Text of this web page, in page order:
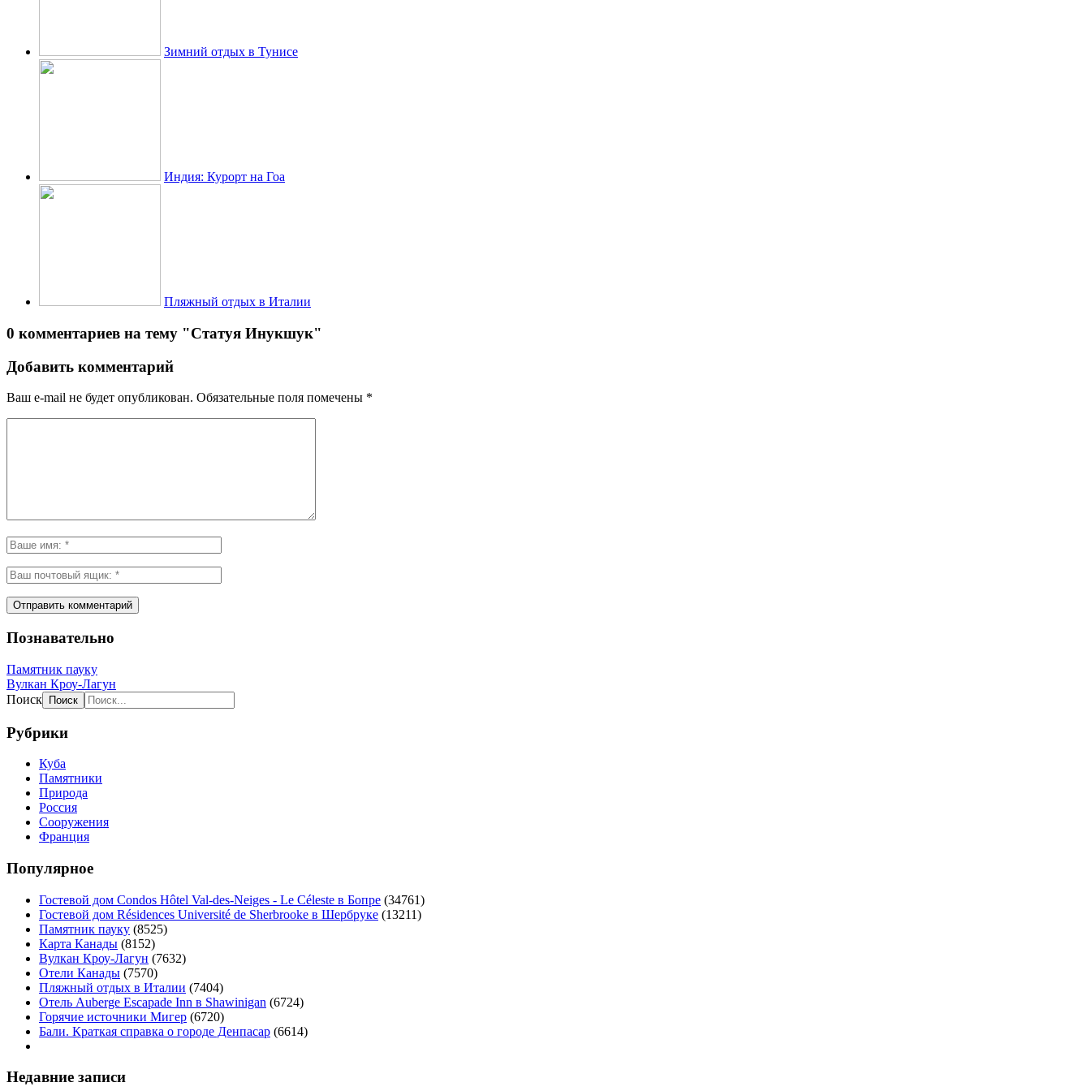
Зимний отдых в Тунисе
Индия: Курорт на Гоа
Пляжный отдых в Италии
0 комментариев на тему "Статуя Инукшук"
Добавить комментарий
Ваш e-mail не будет опубликован. Обязательные поля помечены *
Познавательно
Памятник пауку
Вулкан Кроу-Лагун
Поиск
Рубрики
Куба
Памятники
Природа
Россия
Сооружения
Франция
Популярное
Гостевой дом Condos Hôtel Val-des-Neiges - Le Céleste в Бопре (34761)
Гостевой дом Résidences Université de Sherbrooke в Шербруке (13211)
Памятник пауку (8525)
Карта Канады (8152)
Вулкан Кроу-Лагун (7632)
Отели Канады (7570)
Пляжный отдых в Италии (7404)
Отель Auberge Escapade Inn в Shawinigan (6724)
Горячие источники Мигер (6720)
Бали. Краткая справка о городе Денпасар (6614)
Недавние записи